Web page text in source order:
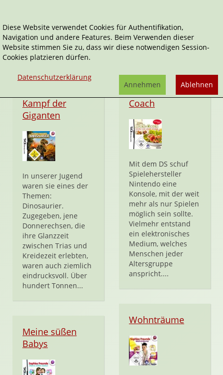
Ubisoft
Kampf der
Giganten
In unserer Jugend
waren sie eines der
Themen:
Dinosaurier.
Zugegeben, jene
Donnerechsen, die
ihre Glanzzeit
zwischen Trias und
Kreidezeit erlebten,
waren auch ziemlich
eindrucksvoll. Über
hundert Tonnen...
Mein Koch-
Coach
Mit dem DS schuf
Spielehersteller
Nintendo eine
Konsole, mit der weit
mehr als nur Spielen
möglich sein sollte.
Vielmehr entstand
ein elektronisches
Medium, welches
Menschen jeder
Altersgruppe
anspricht....
Meine süßen
Babys
Wohnträume
Diese Website verwendet Cookies für Authentifikation,
Navigation und andere Features. Beim Verwenden dieser
Website stimmen Sie zu, dass wir diese notwendigen Session-
Cookies platzieren dürfen.
Datenschutzerklärung
Ablehnen
Annehmen